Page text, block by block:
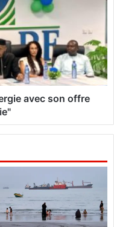
avec son offre